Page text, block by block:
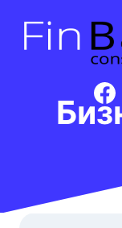
содержимому